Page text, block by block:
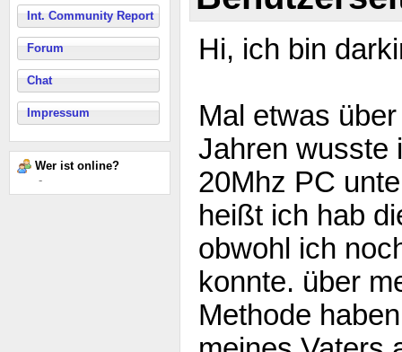
Int. Community Report
Forum
Chat
Impressum
Wer ist online?
-
Hi, ich bin
Mal etwas
Jahren wusste
20Mhz PC
heißt ich hab
obwohl ich
konnte. über
Methode